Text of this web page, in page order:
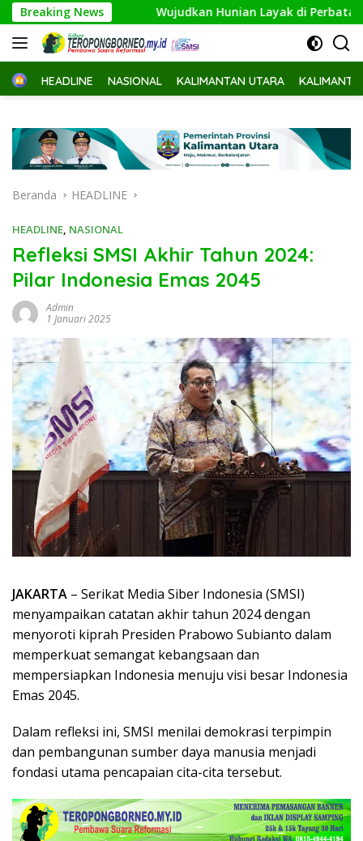
Langsung
ke
konten
Breaking NewsWujudkan Hunian Layak di Perbatasan, Bupati
HomeHEADLINE NASIONAL KALIMANTAN UTARA
Beranda HEADLINE
HEADLINE, NASIONAL
Refleksi SMSI Akhir Tahun 2024:
Pilar Indonesia Emas 2045
Admin
1 Januari 2025
JAKARTA – Serikat Media Siber Indonesia (SMSI)
menyampaikan catatan akhir tahun 2024 dengan
menyoroti kiprah Presiden Prabowo Subianto dalam
memperkuat semangat kebangsaan dan
mempersiapkan Indonesia menuju visi besar Indonesia
Emas 2045.
Dalam refleksi ini, SMSI menilai demokrasi terpimpin
dan pembangunan sumber daya manusia menjadi
fondasi utama pencapaian cita-cita tersebut.